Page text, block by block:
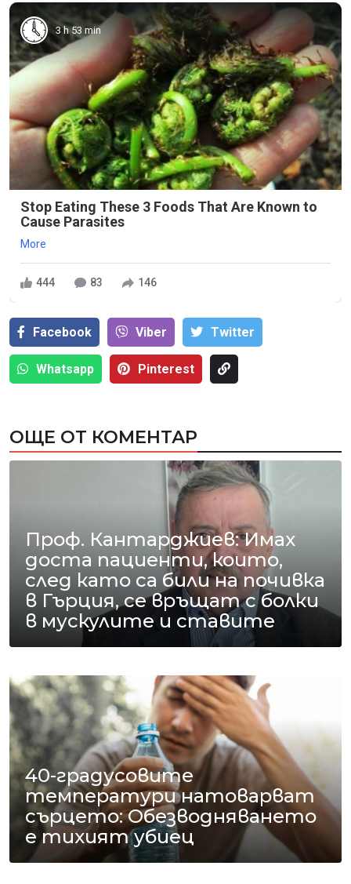
3 h 53 min
Stop Eating These 3 Foods That Are Known to
Cause Parasites
More
444 83 146
Facebook Viber Тwitter
Whatsapp Pinterest
ОЩЕ ОТ КОМЕНТАР
Проф. Кантарджиев: Имах
доста пациенти, които,
след като са били на почивка
в Гърция, се връщат с болки
в мускулите и ставите
40-градусовите
температури натоварват
сърцето: Обезводняването
е тихият убиец